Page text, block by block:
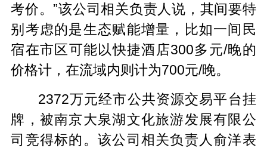
考价。”该公司相关负责人说，其间要特
别考虑的是生态赋能增量，比如一间民
宿在市区可能以快捷酒店300多元/晚的
价格计，在流域内则计为700元/晚。
2372万元经市公共资源交易平台挂
牌，被南京大泉湖文化旅游发展有限公
司竞得标的。该公司相关负责人俞洋表